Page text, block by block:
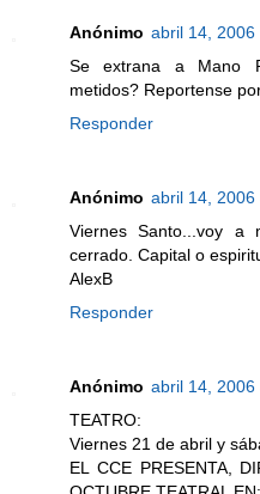
Anónimo abril 14, 2006
Se extrana a Mano
metidos? Reportense
Responder
Anónimo abril 14, 2006
Viernes Santo...voy a
cerrado. Capital o
AlexB
Responder
Anónimo abril 14, 2006
TEATRO:
Viernes 21 de abril y
EL CCE PRESENTA,